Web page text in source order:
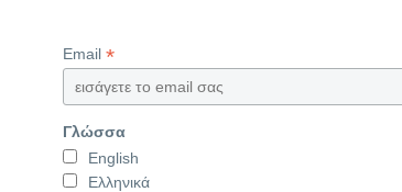
στο
Email *
Γλώσσα
English
Ελληνικά